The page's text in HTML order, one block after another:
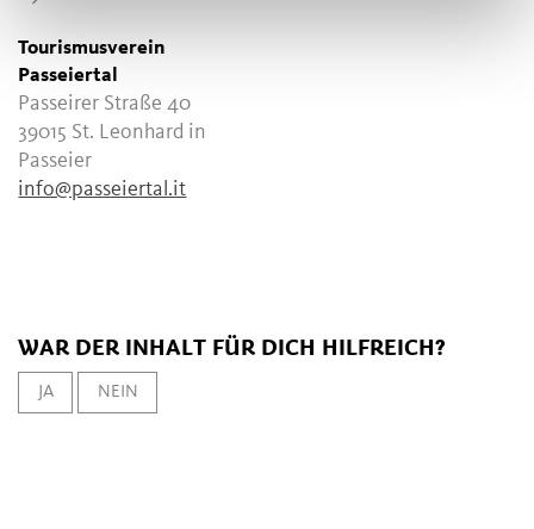
Tourismusverein
Passeiertal
Passeirer Straße 40
39015 St. Leonhard in
Passeier
info@passeiertal.it
WAR DER INHALT FÜR DICH HILFREICH?
JA NEIN